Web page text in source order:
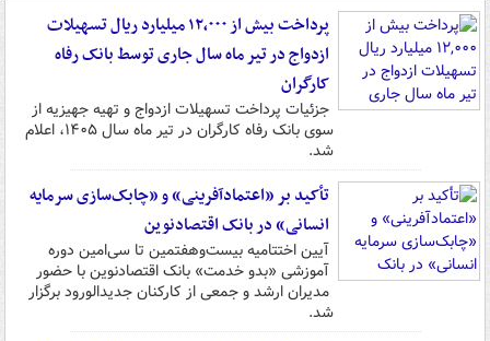
پرداخت بیش از ۱۲,۰۰۰ میلیارد ریال تسهیلات
ازدواج در تیر ماه سال جاری توسط بانک رفاه
کارگران
جزئیات پرداخت تسهیلات ازدواج و تهیه جهیزیه از
سوی بانک رفاه کارگران در تیر ماه سال ۱۴۰۵، اعلام
شد.
تأکید بر «اعتمادآفرینی» و «چابک‌سازی سرمایه
انسانی» در بانک اقتصادنوین
آیین اختتامیه بیست‌وهفتمین تا سی‌امین دوره‌
آموزشی «بدو خدمت» بانک اقتصادنوین با حضور
مدیران ارشد و جمعی از کارکنان جدیدالورود برگزار
شد.